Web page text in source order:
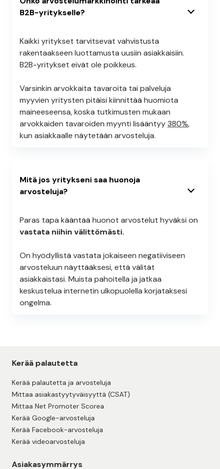
B2B-yritykselle?
Kaikki yritykset tarvitsevat vahvistusta
rakentaakseen luottamusta uusiin asiakkaisiin.
B2B-yritykset eivät ole poikkeus.
Varsinkin arvokkaita tavaroita tai palveluja
myyvien yritysten pitäisi kiinnittää huomiota
maineeseensa, koska tutkimusten mukaan
arvokkaiden tavaroiden myynti lisääntyy380%,
kun asiakkaalle näytetään arvosteluja.
Mitä jos yritykseni saa huonoja
arvosteluja?
Paras tapa kääntää huonot arvostelut hyväksi on
vastata niihin välittömästi.
On hyödyllistä vastata jokaiseen negatiiviseen
arvosteluun näyttääksesi, että välität
asiakkaistasi. Muista pahoitella ja jatkaa
keskustelua internetin ulkopuolella korjataksesi
ongelma.
Kerää palautetta
Kerää palautetta ja arvosteluja
Mittaa asiakastyytyväisyyttä (CSAT)
Mittaa Net Promoter Scorea
Kerää Google-arvosteluja
Kerää Facebook-arvosteluja
Kerää videoarvosteluja
Asiakasymmärrys